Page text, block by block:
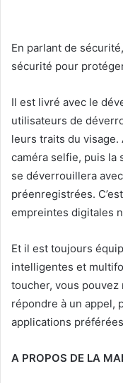
En parlant de
sécurité pour
Il est livré avec le
utilisateurs de
leurs traits du
caméra selfie, puis la
se déverrouillera
préenregistrées.
empreintes digitales
Et il est toujours
intelligentes et
toucher, vous
répondre à un appel,
applications
A PROPOS DE LA